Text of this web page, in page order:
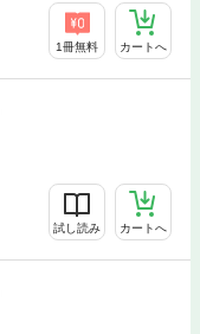
1冊無料 カートへ
試し読み カートへ